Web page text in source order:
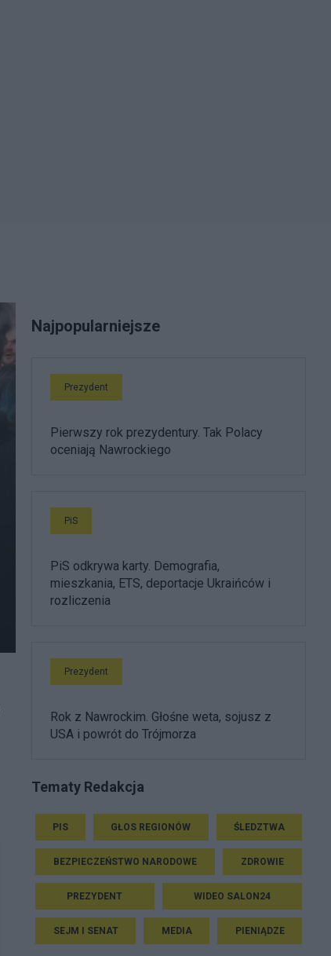
Najpopularniejsze
Prezydent
Pierwszy rok prezydentury. Tak Polacy
oceniają Nawrockiego
PiS
PiS odkrywa karty. Demografia,
mieszkania, ETS, deportacje Ukraińców i
rozliczenia
Prezydent
Rok z Nawrockim. Głośne weta, sojusz z
USA i powrót do Trójmorza
Tematy Redakcja
PIS GŁOS REGIONÓW ŚLEDZTWA
BEZPIECZEŃSTWO NARODOWE ZDROWIE
PREZYDENT WIDEO SALON24
SEJM I SENAT MEDIA PIENIĄDZE